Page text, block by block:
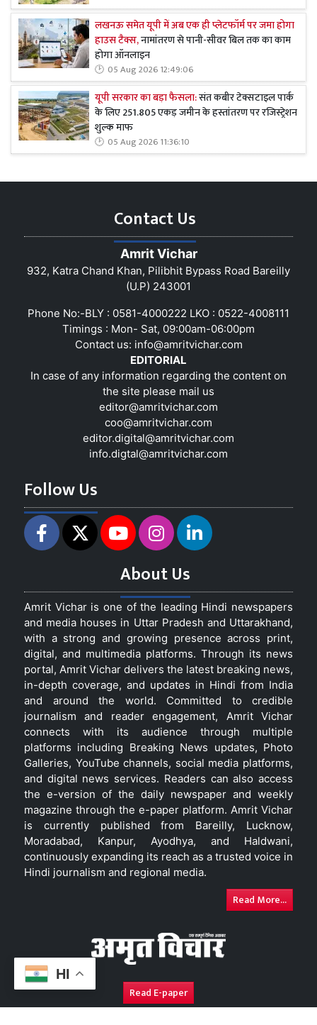
HI
लखनऊ समेत यूपी में अब एक ही प्लेटफॉर्म पर जमा होगा
हाउस टैक्स,नामांतरण से पानी-सीवर बिल तक का काम
होगा ऑनलाइन
05 Aug 2026 12:49:06
यूपी सरकार का बड़ा फैसला:संत कबीर टेक्सटाइल पार्क
के लिए 251.805 एकड़ जमीन के हस्तांतरण पर रजिस्ट्रेशन
शुल्क माफ
05 Aug 2026 11:36:10
Contact Us
Amrit Vichar
932, Katra Chand Khan, Pilibhit Bypass Road Bareilly
(U.P) 243001
Phone No:-BLY : 0581-4000222 LKO : 0522-4008111
Timings : Mon- Sat, 09:00am-06:00pm
Contact us: info@amritvichar.com
EDITORIAL
In case of any information regarding the content on
the site please mail us
editor@amritvichar.com
coo@amritvichar.com
editor.digital@amritvichar.com
info.digtal@amritvichar.com
Follow Us
About Us
Amrit Vichar is one of the leading Hindi newspapers
and media houses in Uttar Pradesh and Uttarakhand,
with a strong and growing presence across print,
digital, and multimedia platforms. Through its news
portal, Amrit Vichar delivers the latest breaking news,
in-depth coverage, and updates in Hindi from India
and around the world. Committed to credible
journalism and reader engagement, Amrit Vichar
connects with its audience through multiple
platforms including Breaking News updates, Photo
Galleries, YouTube channels, social media platforms,
and digital news services. Readers can also access
the e-version of the daily newspaper and weekly
magazine through the e-paper platform. Amrit Vichar
is currently published from Bareilly, Lucknow,
Moradabad, Kanpur, Ayodhya, and Haldwani,
continuously expanding its reach as a trusted voice in
Hindi journalism and regional media.
Read More...
Read E-paper